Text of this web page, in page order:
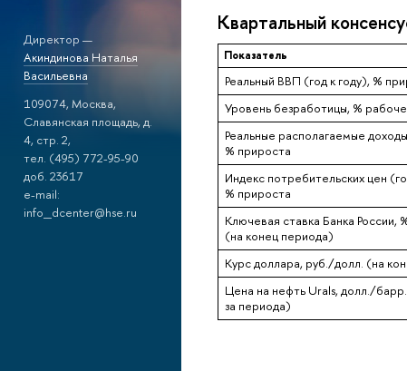
Директор —
Акиндинова Наталья
Васильевна
109074, Москва,
Славянская площадь, д.
4, стр. 2,
тел. (495) 772-95-90
доб. 23617
e-mail:
info_dcenter@hse.ru
Квартальный
Показатель
Реальный ВВП (год к году), %
Уровень безработицы, %
Реальные располагаемые
% прироста
Индекс потребительских цен
% прироста
Ключевая ставка Банка России,
(на конец периода)
Курс доллара, руб./долл. (на
Цена на нефть Urals, долл./
за периода)